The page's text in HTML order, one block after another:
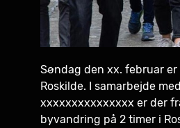
Søndag den xx. februar
Roskilde. I samarbejde
xxxxxxxxxxxxxxx er der
byvandring på 2 timer i